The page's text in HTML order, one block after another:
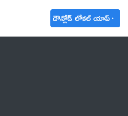
డౌన్లోడ్ లోకల్ యాప్